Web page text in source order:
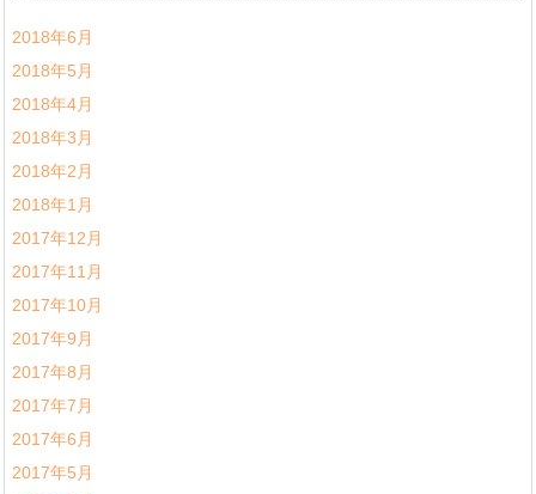
2018年6月
2018年5月
2018年4月
2018年3月
2018年2月
2018年1月
2017年12月
2017年11月
2017年10月
2017年9月
2017年8月
2017年7月
2017年6月
2017年5月